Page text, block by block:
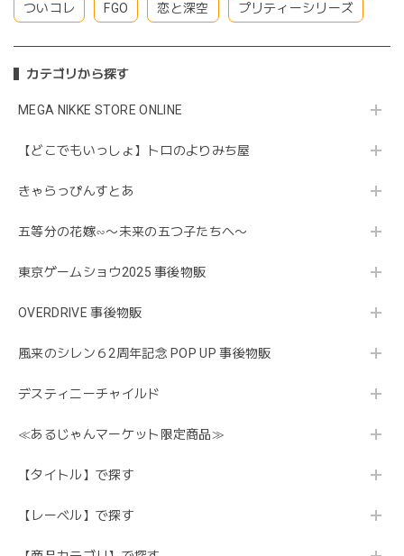
ついコレ FGO 恋と深空 プリティーシリーズ
カテゴリから探す
MEGA NIKKE STORE ONLINE
【どこでもいっしょ】トロのよりみち屋
きゃらっぴんすとあ
五等分の花嫁∽〜未来の五つ子たちへ〜
東京ゲームショウ2025 事後物販
OVERDRIVE 事後物販
風来のシレン６2周年記念 POP UP 事後物販
デスティニーチャイルド
≪あるじゃんマーケット限定商品≫
【タイトル】で探す
【レーベル】で探す